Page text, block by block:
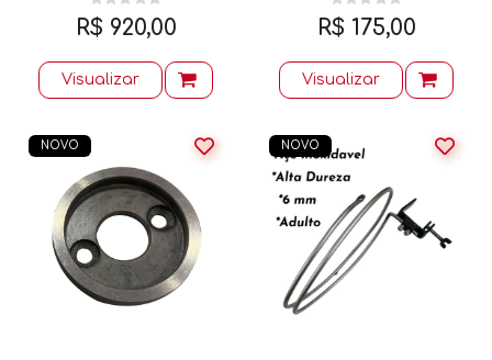
R$ 920,00
Visualizar
R$ 175,00
Visualizar
NOVO NOVO